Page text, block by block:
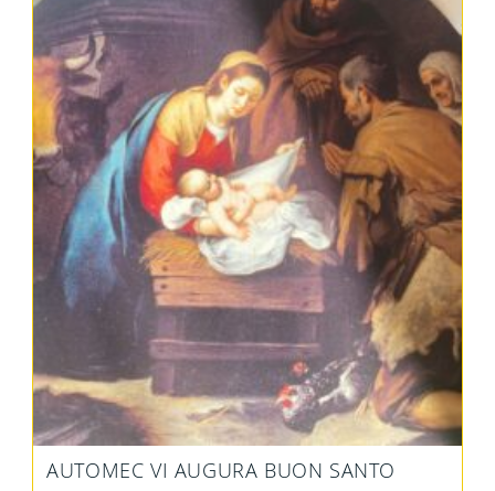
AUTOMEC VI AUGURA BUON SANTO